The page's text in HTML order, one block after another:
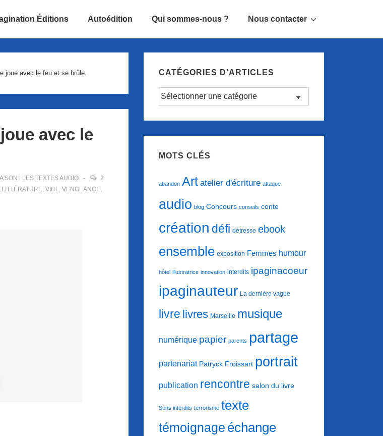
Éditions Autoédition Qui sommes-nous ? Nous contacter
joue avec le feu et se brûle.
avec le
: LES TEXTES AUDIO
2
LITTÉRATURE, VIOL, VENGEANCE,
CATÉGORIES D’ARTICLES
Catégories
MOTS CLÉS
abandon Art atelier d'écriture attaque
audio blog Concours conseils conte
création défi détresse ebook
ensemble exposition Femmes humour
hôtel illustratrice innovation interdits ipaginacoeur
ipaginauteur La dernière vague
livre livres Marseille musique
numérique papier parents partage
partenariat Patryck Froissart portrait
publication rencontre salon du livre
Sens interdits terrorisme texte
témoignage échange